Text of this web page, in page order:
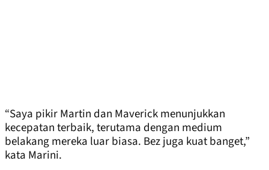
“Saya pikir Martin dan Maverick menunjukkan
kecepatan terbaik, terutama dengan medium
belakang mereka luar biasa. Bez juga kuat banget,”
kata Marini.